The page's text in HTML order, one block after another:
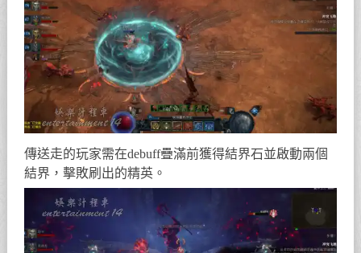
傳送走的玩家需在debuff疊滿前獲得結界石並啟動兩個
結界，擊敗刷出的精英。